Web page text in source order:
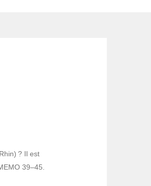
? Il est
39–45.